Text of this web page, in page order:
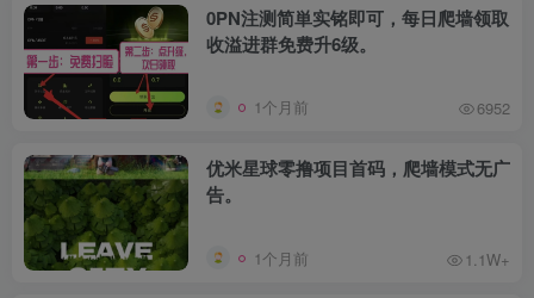
0PN注测简単实铭即可，每日爬墙领取
收溢进群免费升6级。
1个月前 6952
优米星球零撸项目首码，爬墙模式无广
告。
1个月前 1.1W+